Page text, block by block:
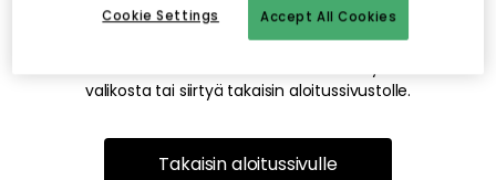
Tämä voi johtua siitä, että sivua ei enää ole tai siitä, että se
on siirretty muualle. Pahoittelemme tästä mahdollisesti
valikosta tai siirtyä takaisin aloitussivustolle.
Takaisin aloitussivulle
Accept All Cookies
Cookie Settings